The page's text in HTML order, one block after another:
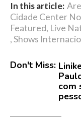
In this article:
Cidade Center
Featured, Live
,Shows
Don't Miss:
com